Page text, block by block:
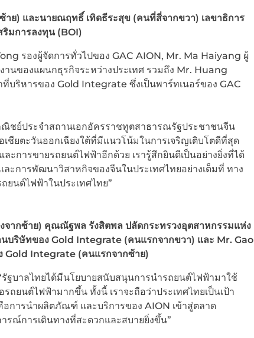
ย) และนายณฤทธิ์ เทิดธีระสุข (คนที่สี่จากขวา) เลขาธิการ
มการลงทุน (BOI)
รองผู้จัดการทั่วไปของ GAC AION, Mr. Ma Haiyang ผู้
านของแผนกธุรกิจระหว่างประเทศ รวมถึง Mr. Huang
บริหารของ Gold Integrate ซึ่งเป็นพาร์ทเนอร์ของ GAC
ชย์ประจำสถานเอกอัครราชทูตสาธารณรัฐประชาชนจีน
เชียตะวันออกเฉียงใต้ที่มีแนวโน้มในการเจริญเติบโตดีที่สุด
การขายรถยนต์ไฟฟ้าอีกด้วย เรารู้สึกยินดีเป็นอย่างยิ่งที่ได้
ะการพัฒนาวิสาหกิจของจีนในประเทศไทยอย่างเต็มที่ ทาง
ยนต์ไฟฟ้าในประเทศไทย”
จากซ้าย) คุณณัฐพล รังสิตพล ปลัดกระทรวงอุตสาหกรรมแห่ง
บริษัทของ Gold Integrate (คนแรกจากขวา) และ Mr. Gao
Gold Integrate (คนแรกจากซ้าย)
รัฐบาลไทยได้มีนโยบายสนับสนุนการนำรถยนต์ไฟฟ้ามาใช้
ยนต์ไฟฟ้ามากขึ้น ทั้งนี้ เราจะถือว่าประเทศไทยเป็นเป้า
การนำผลิตภัณฑ์ และบริการของ AION เข้าสู่ตลาด
รณ์การเดินทางที่สะดวกและสบายยิ่งขึ้น”